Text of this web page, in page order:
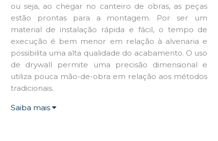
ou seja, ao chegar no canteiro de obras, as peças
estão prontas para a montagem. Por ser um
material de instalação rápida e fácil, o tempo de
execução é bem menor em relação à alvenaria e
possibilita uma alta qualidade do acabamento. O uso
de drywall permite uma precisão dimensional e
utiliza pouca mão-de-obra em relação aos métodos
tradicionais.
Saiba mais